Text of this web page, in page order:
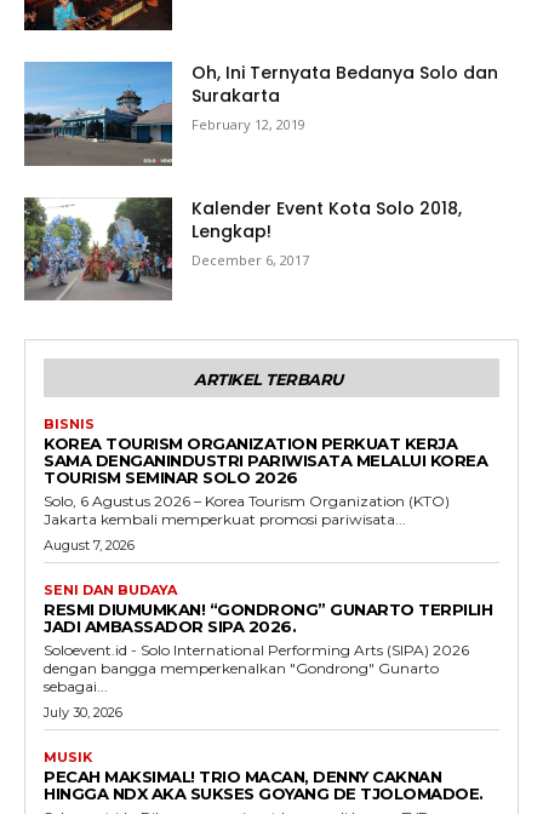
Oh, Ini Ternyata Bedanya Solo dan
Surakarta
February 12, 2019
Kalender Event Kota Solo 2018,
Lengkap!
December 6, 2017
ARTIKEL TERBARU
BISNIS
KOREA TOURISM ORGANIZATION PERKUAT KERJA
SAMA DENGANINDUSTRI PARIWISATA MELALUI KOREA
TOURISM SEMINAR SOLO 2026
Solo, 6 Agustus 2026 – Korea Tourism Organization (KTO)
Jakarta kembali memperkuat promosi pariwisata...
August 7, 2026
SENI DAN BUDAYA
RESMI DIUMUMKAN! “GONDRONG” GUNARTO TERPILIH
JADI AMBASSADOR SIPA 2026.
Soloevent.id - Solo International Performing Arts (SIPA) 2026
dengan bangga memperkenalkan "Gondrong" Gunarto
sebagai...
July 30, 2026
MUSIK
PECAH MAKSIMAL! TRIO MACAN, DENNY CAKNAN
HINGGA NDX AKA SUKSES GOYANG DE TJOLOMADOE.